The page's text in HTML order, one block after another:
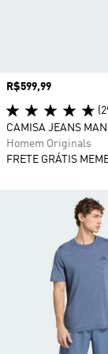
Preço
R$599,99
CAMISA JEANS
Homem Originals
FRETE GRÁTIS